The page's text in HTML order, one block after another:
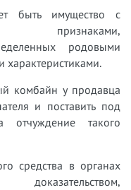
быть имущество с
признаками,
родовыми
характеристиками.
комбайн у продавца
и поставить под
такого
средства в органах